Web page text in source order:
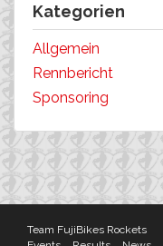
Kategorien
Allgemein
Rennbericht
Sponsoring
Team FujiBikes Rockets